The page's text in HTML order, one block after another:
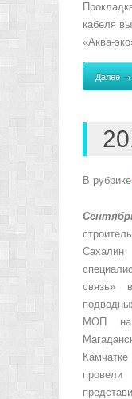
кабеля
«Аква-
Далее →
В рубрике
МОП